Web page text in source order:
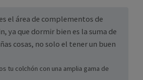
ya que dormir bien es la suma
cosas, no solo el tener un